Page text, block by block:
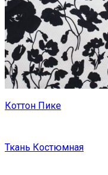
Коттон Пике
Ткань Костюмная